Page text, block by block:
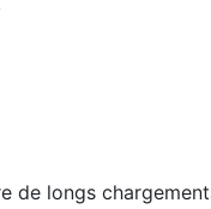
de longs